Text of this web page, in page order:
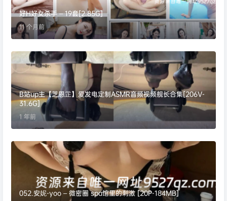
好H好女杀手 – 19套[2.85G]
11 个月前
B站up主【芝恩㱏】爱发电定制ASMR音频视频舰长合集[206V-
31.6G]
1 年前
052.安妮-yoo – 微密圈 spa馆里的刺激 [20P-184MB]